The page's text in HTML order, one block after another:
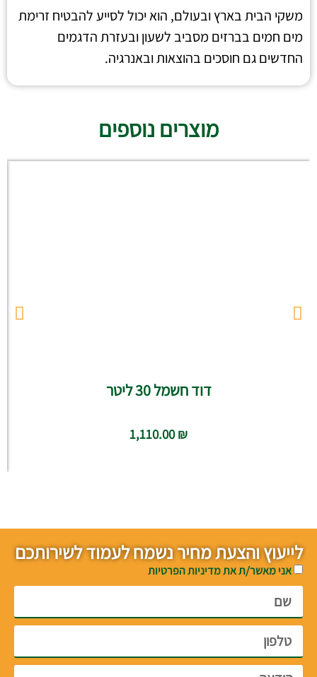
משקי הבית בארץ ובעולם, הוא יכול לסייע להבטיח זרימת
מים חמים בברזים מסביב לשעון ובעזרת הדגמים
החדשים גם חוסכים בהוצאות ובאנרגיה.
מוצרים נוספים
דוד חשמל 30 ליטר
1,110.00₪
לייעוץ והצעת מחיר נשמח לעמוד לשירותכם
אני מאשר/ת את מדיניות הפרטיות